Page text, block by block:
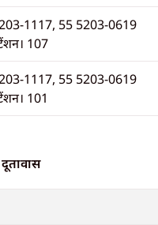
1117, 55 5203-0619
107
1117, 55 5203-0619
101